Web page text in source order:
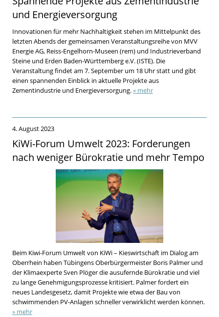
und Energieversorgung
Innovationen für mehr Nachhaltigkeit stehen im Mittelpunkt des
letzten Abends der gemeinsamen Veranstaltungsreihe von MVV
Energie AG, Reiss-Engelhorn-Museen (rem) und Industrieverband
Steine und Erden Baden-Württemberg e.V. (ISTE). Die
Veranstaltung findet am 7. September um 18 Uhr statt und gibt
einen spannenden Einblick in aktuelle Projekte aus
Zementindustrie und Energieversorgung.» mehr
4. August 2023
KiWi-Forum Umwelt 2023: Forderungen
nach weniger Bürokratie und mehr Tempo
Beim Kiwi-Forum Umwelt von KiWi – Kieswirtschaft im Dialog am
Oberrhein haben Tübingens Oberbürgermeister Boris Palmer und
der Klimaexperte Sven Plöger die ausufernde Bürokratie und viel
zu lange Genehmigungsprozesse kritisiert. Palmer fordert ein
neues Landesgesetz, damit Projekte wie etwa der Bau von
schwimmenden PV-Anlagen schneller verwirklicht werden können.
» mehr